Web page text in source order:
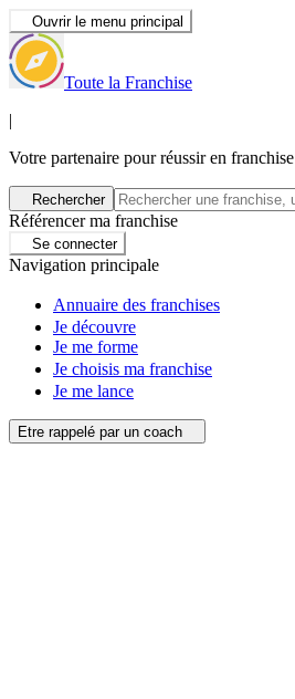
Ouvrir le menu principal
Toute la Franchise
|
Votre partenaire pour réussir en franchise
Rechercher
Référencer ma franchise
Se connecter
Navigation principale
Annuaire des franchises
Je découvre
Je me forme
Je choisis ma franchise
Je me lance
Etre rappelé par un coach